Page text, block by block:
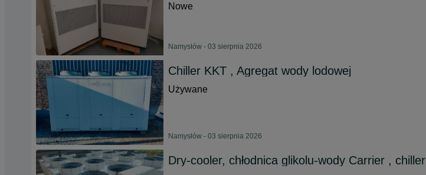
Nowe
Namysłów - 03 sierpnia 2026
Chiller KKT , Agregat wody lodowej
Używane
Namysłów - 03 sierpnia 2026
Dry-cooler, chłodnica glikolu-wody Carrier , chiller